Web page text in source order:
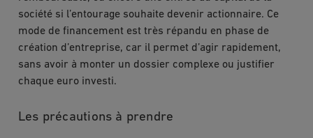
société si l’entourage souhaite devenir actionnaire. Ce
mode de financement est très répandu en phase de
création d’entreprise, car il permet d’agir rapidement,
sans avoir à monter un dossier complexe ou justifier
chaque euro investi.
Les précautions à prendre